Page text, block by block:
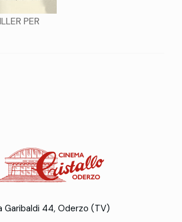
PER
Garibaldi 44, Oderzo (TV)